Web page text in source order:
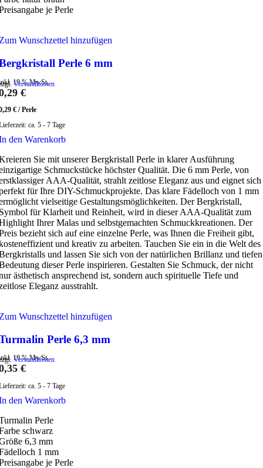
je Perle
Wunschzettel hinzufügen
Perle 6 mm
19 % MwSt.
Versandkosten
€
€ /Perle
ca. 5 - 7 Tage
den Warenkorb
Sie mit unserer Bergkristall Perle in klarer Ausführung
Schmuckstücke höchster Qualität. Die 6 mm Perle, von
AAA-Qualität, strahlt zeitlose Eleganz aus und eignet sich
für Ihre DIY-Schmuckprojekte. Das klare Fädelloch von 1 mm
vielseitige Gestaltungsmöglichkeiten. Der Bergkristall,
für Klarheit und Reinheit, wird in dieser AAA-Qualität zum
Ihrer Malas und selbstgemachten Schmuckkreationen. Der
bezieht sich auf eine einzelne Perle, was Ihnen die Freiheit gibt,
und kreativ zu arbeiten. Tauchen Sie ein in die Welt des
und lassen Sie sich von der natürlichen Brillanz und tiefen
dieser Perle inspirieren. Gestalten Sie Schmuck, der nicht
ästhetisch ansprechend ist, sondern auch spirituelle Tiefe und
Eleganz ausstrahlt.
Wunschzettel hinzufügen
Perle 6,3 mm
19 % MwSt.
Versandkosten
€
ca. 5 - 7 Tage
den Warenkorb
Perle
schwarz
6,3 mm
1 mm
je Perle